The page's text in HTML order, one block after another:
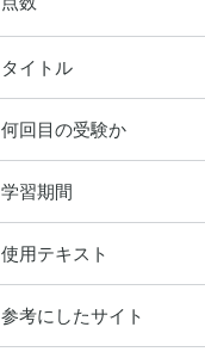
タイトル
何回目の受験か
学習期間
使用テキスト
参考にしたサイト